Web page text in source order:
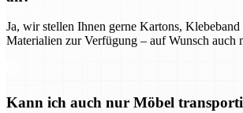
Ja, wir stellen Ihnen gerne Kartons,
Materialien zur Verfügung – auf Wunsch auch
Kann ich auch nur Möbel